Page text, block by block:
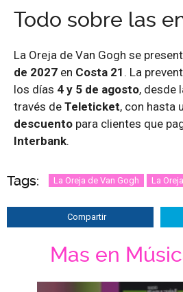
Todo sobre las
La Oreja de Van Gogh se
de 2027 en Costa 21 . La
los días 4 y 5 de agosto, desde
través de Teleticket, con hasta
descuento para clientes que
Interbank.
Tags: La Oreja de Van Gogh La
Compartir
Mas en